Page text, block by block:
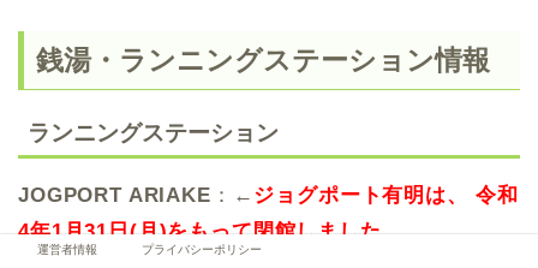
銭湯・ランニングステーション情報
ランニングステーション
JOGPORT ARIAKE ：← ジョグポート有明は、 令和
4年1月31日(月)をもって閉館しました
運営者情報 プライバシーポリシー